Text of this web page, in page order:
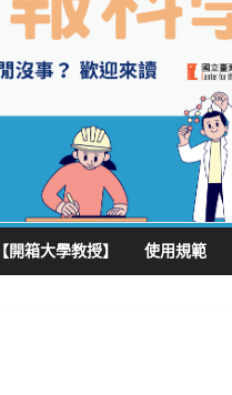
【開箱大學教授】 使用規範